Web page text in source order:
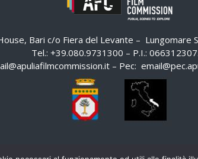
Bari c/o Fiera del Levante – Lungomare
Tel.: +39.080.9731300 – P.I.:
– Pec: